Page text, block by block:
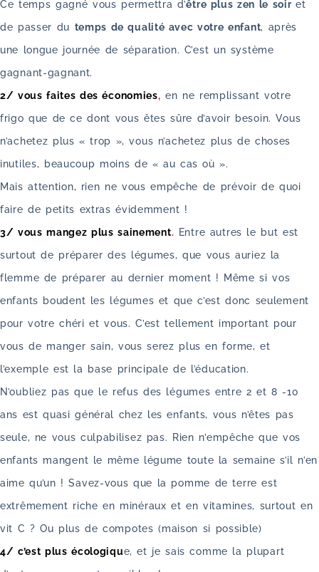
Ce temps gagné vous permettra d’être plus zen le soir et
de passer du temps de qualité avec votre enfant, après
une longue journée de séparation. C’est un système
gagnant-gagnant.
2/ vous faites des économies, en ne remplissant votre
frigo que de ce dont vous êtes sûre d’avoir besoin. Vous
n’achetez plus « trop », vous n’achetez plus de choses
inutiles, beaucoup moins de « au cas où ».
Mais attention, rien ne vous empêche de prévoir de quoi
faire de petits extras évidemment !
3/ vous mangez plus sainement. Entre autres le but est
surtout de préparer des légumes, que vous auriez la
flemme de préparer au dernier moment ! Même si vos
enfants boudent les légumes et que c’est donc seulement
pour votre chéri et vous. C’est tellement important pour
vous de manger sain, vous serez plus en forme, et
l’exemple est la base principale de l’éducation.
N’oubliez pas que le refus des légumes entre 2 et 8 -10
ans est quasi général chez les enfants, vous n’êtes pas
seule, ne vous culpabilisez pas. Rien n’empêche que vos
enfants mangent le même légume toute la semaine s’il n’en
aime qu’un ! Savez-vous que la pomme de terre est
extrêmement riche en minéraux et en vitamines, surtout en
vit C ? Ou plus de compotes (maison si possible)
4/ c’est plus écologique, et je sais comme la plupart